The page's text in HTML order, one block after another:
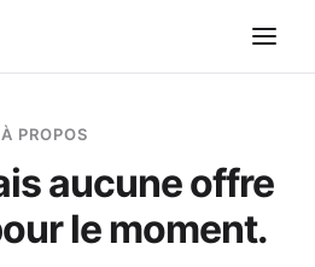
À PROPOS
aucune offre
le moment.